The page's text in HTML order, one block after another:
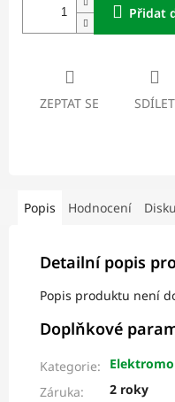
Přidat
ZEPTAT SE SDÍLET
Popis Hodnocení
Detailní popis
Popis produktu není
Doplňkové
Kategorie:
Záruka: 2 roky